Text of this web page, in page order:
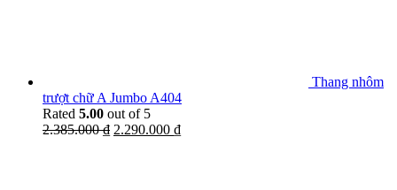
Thang nhôm
trượt chữ A Jumbo A404
Rated 5.00 out of 5
2.385.000₫ 2.290.000 ₫